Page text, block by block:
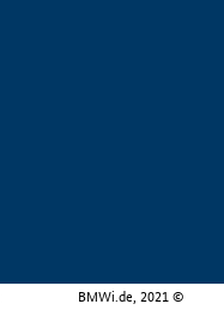
BMWi.de, 2021 ©